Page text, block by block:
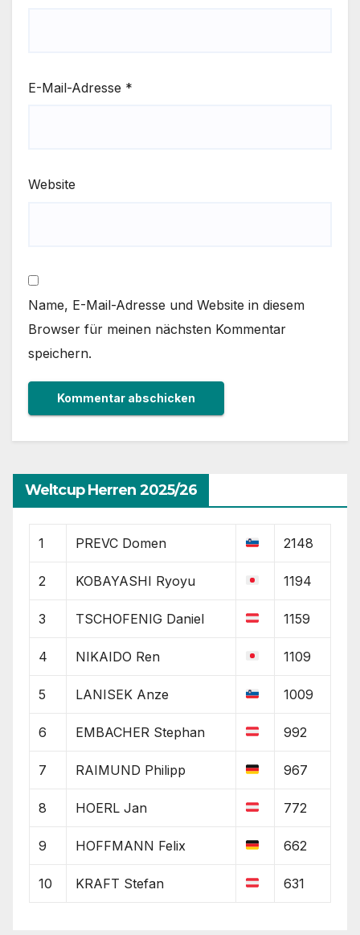
E-Mail-Adresse *
Website
Name, E-Mail-Adresse und Website in diesem
Browser für meinen nächsten Kommentar
speichern.
Weltcup Herren 2025/26
1 PREVC Domen 2148
2 KOBAYASHI Ryoyu 1194
3 TSCHOFENIG Daniel 1159
4 NIKAIDO Ren 1109
5 LANISEK Anze 1009
6 EMBACHER Stephan 992
7 RAIMUND Philipp 967
8 HOERL Jan 772
9 HOFFMANN Felix 662
10 KRAFT Stefan 631